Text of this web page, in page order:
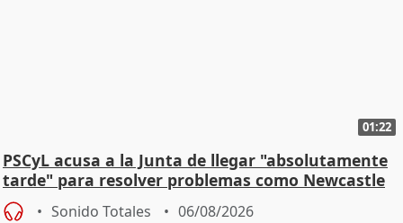
01:22
PSCyL acusa a la Junta de llegar "absolutamente
tarde" para resolver problemas como Newcastle
Sonido Totales 06/08/2026